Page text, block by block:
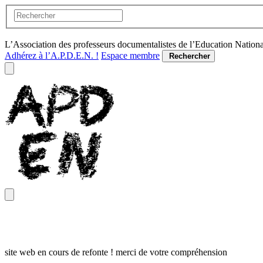
L’Association des professeurs documentalistes de l’Education
Adhérez à l’A.P.D.E.N. ! Espace membre Rechercher
site web en cours de refonte ! merci de votre compréhension